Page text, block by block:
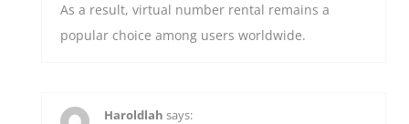
As a result, virtual number rental remains a
popular choice among users worldwide.
Haroldlah says: